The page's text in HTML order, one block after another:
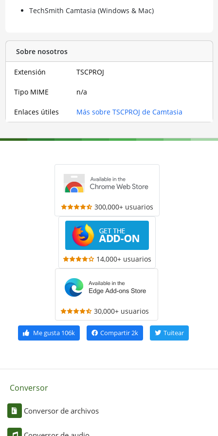
TechSmith Camtasia (Windows & Mac)
Sobre nosotros
Extensión TSCPROJ
Tipo MIME n/a
Enlaces útiles Más sobre TSCPROJ de Camtasia
300,000+ usuarios
14,000+ usuarios
30,000+ usuarios
Me gusta106k Compartir2k Tuitear
Conversor
Conversor de archivos